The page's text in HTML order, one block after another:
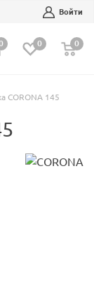
Войти
0 0
CORONA 145